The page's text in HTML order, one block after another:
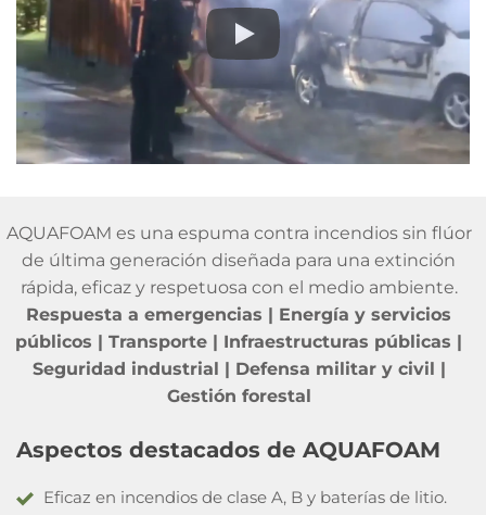
AQUAFOAM es una espuma contra incendios sin flúor
de última generación diseñada para una extinción
rápida, eficaz y respetuosa con el medio ambiente.
Respuesta a emergencias | Energía y servicios
públicos | Transporte | Infraestructuras públicas |
Seguridad industrial | Defensa militar y civil |
Gestión forestal
Aspectos destacados de AQUAFOAM
Eficaz en incendios de clase A, B y baterías de litio.